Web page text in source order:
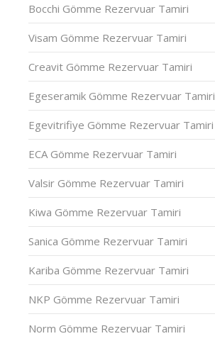
Bocchi Gömme Rezervuar Tamiri
Visam Gömme Rezervuar Tamiri
Creavit Gömme Rezervuar Tamiri
Egeseramik Gömme Rezervuar Tamiri
Egevitrifiye Gömme Rezervuar Tamiri
ECA Gömme Rezervuar Tamiri
Valsir Gömme Rezervuar Tamiri
Kiwa Gömme Rezervuar Tamiri
Sanica Gömme Rezervuar Tamiri
Kariba Gömme Rezervuar Tamiri
NKP Gömme Rezervuar Tamiri
Norm Gömme Rezervuar Tamiri